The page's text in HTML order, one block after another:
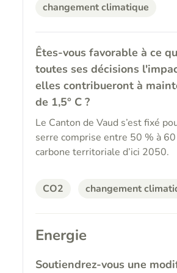
changement climatique
Êtes-vous favorable à ce
toutes ses décisions
elles contribueront à
de 1,5° C ?
Le Canton de Vaud s’est fixé
serre comprise entre 50 % à
carbone territoriale d’ici 2050.
CO2 changement
Energie
Soutiendrez-vous une